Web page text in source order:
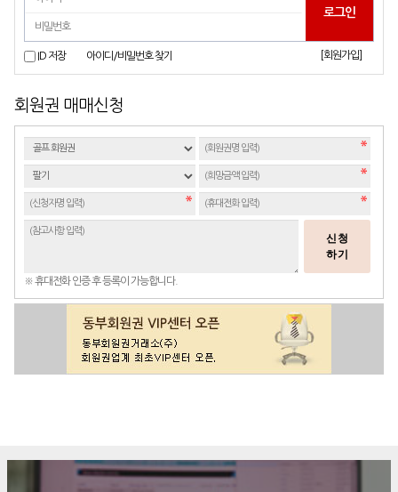
ID 저장 아이디/비밀번호 찾기 [회원가입]
회원권 매매신청
신청
하기
※ 휴대전화 인증 후 등록이 가능합니다.
구매문의 상담신청